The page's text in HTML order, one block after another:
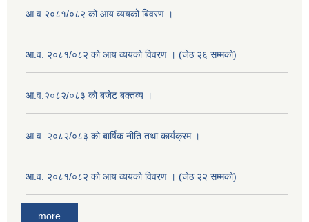
आ.व.२०८१/०८२ को आय व्ययको बिवरण ।
आ.व. २०८१/०८२ को आय व्ययको विवरण । (जेठ २६ सम्मको)
आ.व.२०८२/०८३ को बजेट बक्तव्य ।
आ.व. २०८२/०८३ को बार्षिक नीति तथा कार्यक्रम ।
आ.व. २०८१/०८२ को आय व्ययको विवरण । (जेठ २२ सम्मको)
more